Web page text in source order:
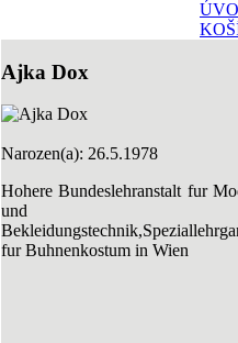
Ajka Dox
Narozen(a): 26.5.1978
Hohere Bundeslehranstalt fur
und
fur Buhnenkostum in Wien